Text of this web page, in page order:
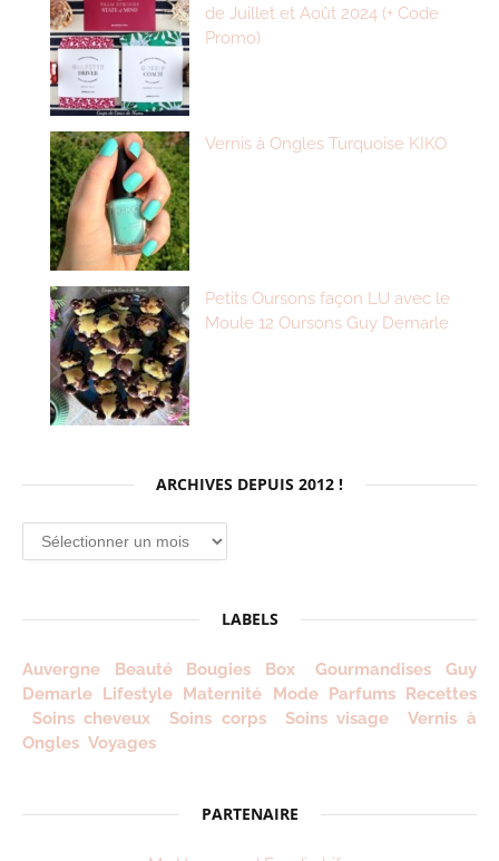
de Juillet et Août 2024 (+ Code
Promo)
Vernis à Ongles Turquoise KIKO
Petits Oursons façon LU avec le
Moule 12 Oursons Guy Demarle
ARCHIVES DEPUIS 2012 !
Archives
depuis
LABELS
Auvergne Beauté Bougies Box Gourmandises
Guy
Demarle Lifestyle Maternité Mode Parfums Recettes
Soins cheveux
Soins corps Soins visage
Vernis à
Ongles Voyages
PARTENAIRE